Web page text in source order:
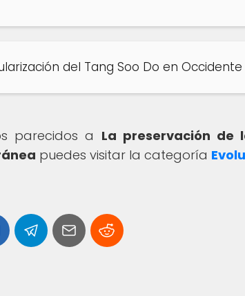
del Tang Soo Do en Occidente
parecidos a La preservación de
puedes visitar la categoría